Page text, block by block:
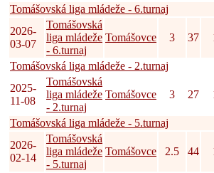
Tomášovská liga mládeže - 6.turnaj
2026-
03-07
Tomášovská
liga mládeže
- 6.turnaj
Tomášovce 3 37
Tomášovská liga mládeže - 2.turnaj
2025-
11-08
Tomášovská
liga mládeže
- 2.turnaj
Tomášovce 3 27
Tomášovská liga mládeže - 5.turnaj
2026-
02-14
Tomášovská
liga mládeže
- 5.turnaj
Tomášovce 2.5 44